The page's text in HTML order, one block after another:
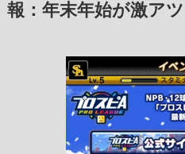
報：年末年始が激アツ